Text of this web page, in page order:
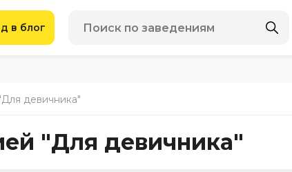
в блог
девичника"
"Для девичника"